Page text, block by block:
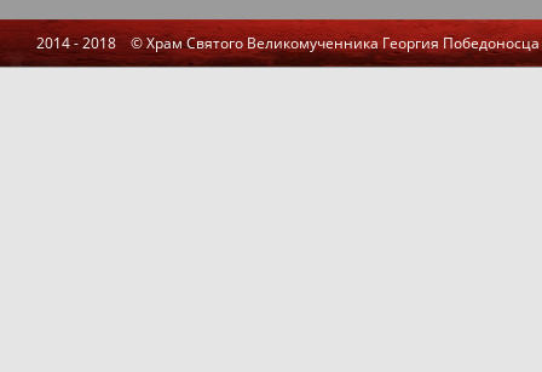
2014 - 2018 © Храм Святого Великомученника Георгия Победоносца